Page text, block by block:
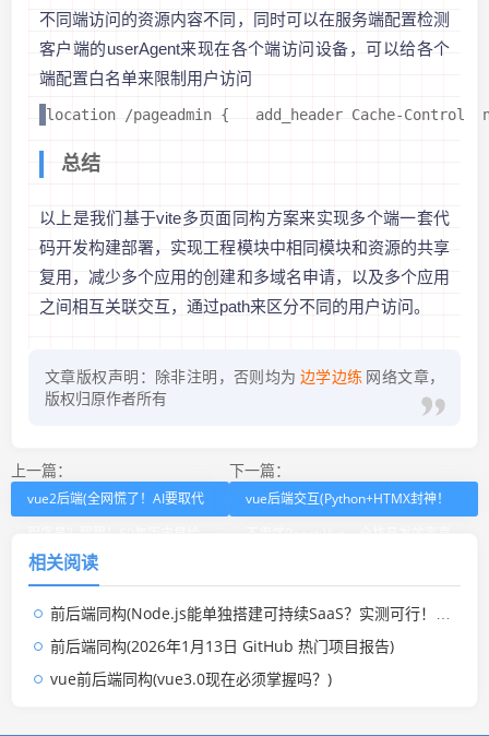
不同端访问的资源内容不同，同时可以在服务端配置检测
客户端的userAgent来现在各个端访问设备，可以给各个
端配置白名单来限制用户访问
location /pageadmin {   add_header Cache-
总结
以上是我们基于vite多页面同构方案来实现多个端一套代
码开发构建部署，实现工程模块中相同模块和资源的共享
复用，减少多个应用的创建和多域名申请，以及多个应用
之间相互关联交互，通过path来区分不同的用户访问。
文章版权声明：除非注明，否则均为 边学边练 网络文章，
版权归原作者所有
上一篇：
vue2后端(全网慌了！AI要取代
出答案)
下一篇：
vue后端交互(Python+HTMX封神！
相关阅读
前后端同构(Node.js能单独搭建可持续SaaS？实测可行！无前端经验也能上手)
前后端同构(2026年1月13日 GitHub 热门项目报告)
vue前后端同构(vue3.0现在必须掌握吗？)